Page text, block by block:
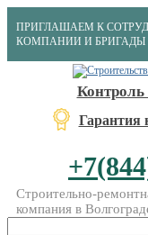
ПРИГЛАШАЕМ К
КОМПАНИИ И БРИГАДЫ
Контроль
Гарантия
Строительно-
компания в